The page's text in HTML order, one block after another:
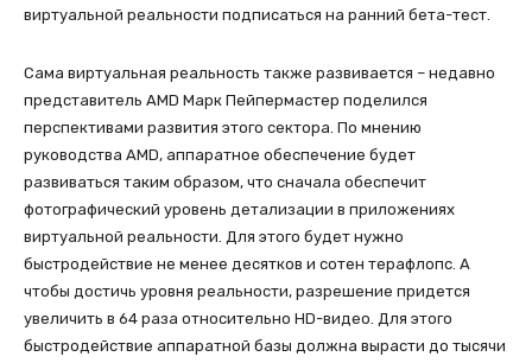
виртуальной реальности подписаться на ранний бета-тест.
Сама виртуальная реальность также развивается – недавно
представитель AMD Марк Пейпермастер поделился
перспективами развития этого сектора. По мнению
руководства AMD, аппаратное обеспечение будет
развиваться таким образом, что сначала обеспечит
фотографический уровень детализации в приложениях
виртуальной реальности. Для этого будет нужно
быстродействие не менее десятков и сотен терафлопс. А
чтобы достичь уровня реальности, разрешение придется
увеличить в 64 раза относительно HD-видео. Для этого
быстродействие аппаратной базы должна вырасти до тысячи